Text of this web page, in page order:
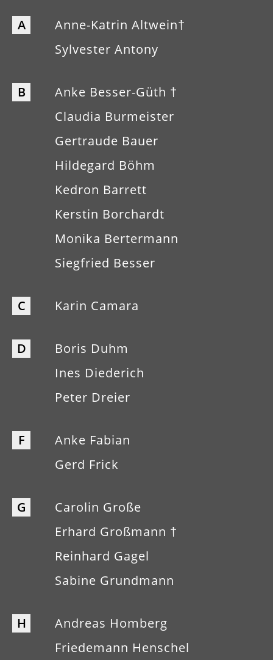
A
Anne-Katrin Altwein†
Sylvester Antony
B
Anke Besser-Güth †
Claudia Burmeister
Gertraude Bauer
Hildegard Böhm
Kedron Barrett
Kerstin Borchardt
Monika Bertermann
Siegfried Besser
C Karin Camara
D
Boris Duhm
Ines Diederich
Peter Dreier
F
Anke Fabian
Gerd Frick
G
Carolin Große
Erhard Großmann †
Reinhard Gagel
Sabine Grundmann
H
Andreas Homberg
Friedemann Henschel